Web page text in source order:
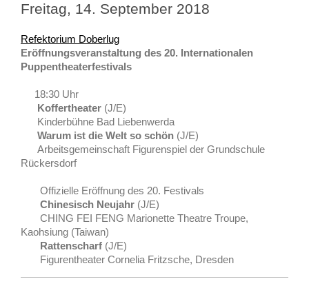
Freitag, 14. September 2018
Refektorium Doberlug
Eröffnungsveranstaltung des 20. Internationalen
Puppentheaterfestivals
18:30 Uhr
Koffertheater (J/E)
Kinderbühne Bad Liebenwerda
Warum ist die Welt so schön (J/E)
Arbeitsgemeinschaft Figurenspiel der Grundschule
Rückersdorf
Offizielle Eröffnung des 20. Festivals
Chinesisch Neujahr (J/E)
CHING FEI FENG Marionette Theatre Troupe,
Kaohsiung (Taiwan)
Rattenscharf (J/E)
Figurentheater Cornelia Fritzsche, Dresden